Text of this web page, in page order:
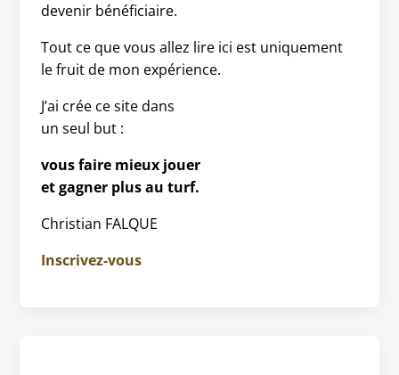
devenir bénéficiaire.
Tout ce que vous allez lire ici est uniquement
le fruit de mon expérience.
J’ai crée ce site dans
un seul but :
vous faire mieux jouer
et gagner plus au turf.
Christian FALQUE
Inscrivez-vous